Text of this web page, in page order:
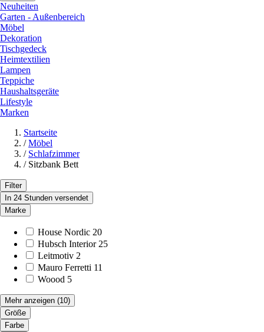
Neuheiten
Garten - Außenbereich
Möbel
Dekoration
Tischgedeck
Heimtextilien
Lampen
Teppiche
Haushaltsgeräte
Lifestyle
Marken
Startseite
/ Möbel
/ Schlafzimmer
/ Sitzbank Bett
Filter
In 24 Stunden versendet
Marke
House Nordic 20
Hubsch Interior 25
Leitmotiv 2
Mauro Ferretti 11
Woood 5
Mehr anzeigen (10)
Größe
Farbe